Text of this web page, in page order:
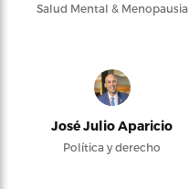
Salud Mental & Menopausia
José Julio Aparicio
Política y derecho